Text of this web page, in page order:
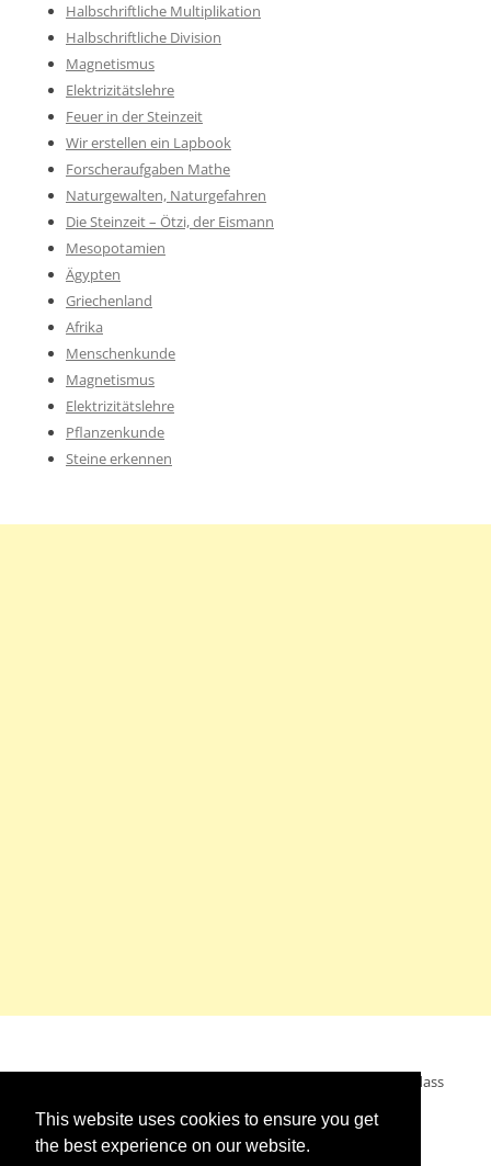
This website uses cookies to ensure you get
the best experience on our website.
Halbschriftliche Multiplikation
Halbschriftliche Division
Magnetismus
Elektrizitätslehre
Feuer in der Steinzeit
Wir erstellen ein Lapbook
Forscheraufgaben Mathe
Naturgewalten, Naturgefahren
Die Steinzeit – Ötzi, der Eismann
Mesopotamien
Ägypten
Griechenland
Afrika
Menschenkunde
Magnetismus
Elektrizitätslehre
Pflanzenkunde
Steine erkennen
Mein Wunsch: dass alle Menschen ohne Krieg leben dürfen, dass
alle Menschen den Krieg verurteilen und sich von den
Kriegstreibern abwenden. Das wünsche ich mir.